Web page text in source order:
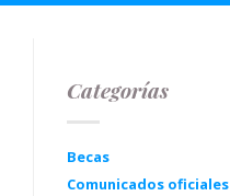
Categorías
Becas
Comunicados oficiales